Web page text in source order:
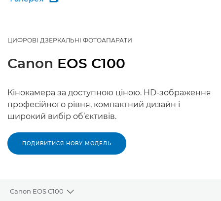
ЦИФРОВІ ДЗЕРКАЛЬНІ ФОТОАПАРАТИ
Canon EOS C100
Кінокамера за доступною ціною. HD-зображення
професійного рівня, компактний дизайн і
широкий вибір об’єктивів.
ПОДИВИТИСЯ НОВУ МОДЕЛЬ
Canon EOS C100
Toggle breadcrumbs